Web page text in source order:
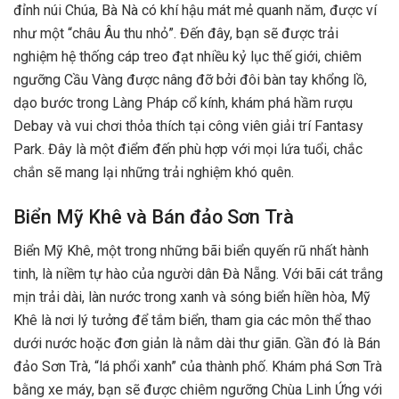
đỉnh núi Chúa, Bà Nà có khí hậu mát mẻ quanh năm, được ví
như một “châu Âu thu nhỏ”. Đến đây, bạn sẽ được trải
nghiệm hệ thống cáp treo đạt nhiều kỷ lục thế giới, chiêm
ngưỡng Cầu Vàng được nâng đỡ bởi đôi bàn tay khổng lồ,
dạo bước trong Làng Pháp cổ kính, khám phá hầm rượu
Debay và vui chơi thỏa thích tại công viên giải trí Fantasy
Park. Đây là một điểm đến phù hợp với mọi lứa tuổi, chắc
chắn sẽ mang lại những trải nghiệm khó quên.
Biển Mỹ Khê và Bán đảo Sơn Trà
Biển Mỹ Khê, một trong những bãi biển quyến rũ nhất hành
tinh, là niềm tự hào của người dân Đà Nẵng. Với bãi cát trắng
mịn trải dài, làn nước trong xanh và sóng biển hiền hòa, Mỹ
Khê là nơi lý tưởng để tắm biển, tham gia các môn thể thao
dưới nước hoặc đơn giản là nằm dài thư giãn. Gần đó là Bán
đảo Sơn Trà, “lá phổi xanh” của thành phố. Khám phá Sơn Trà
bằng xe máy, bạn sẽ được chiêm ngưỡng Chùa Linh Ứng với